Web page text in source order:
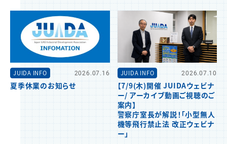
JUIDA INFO 2026.07.16
夏季休業のお知らせ
JUIDA INFO 2026.07.10
【7/9(木)開催 JUIDAウェビナ
ー/ アーカイブ動画ご視聴のご
案内】
警察庁室長が解説！「小型無人
機等飛行禁止法 改正ウェビナ
ー」